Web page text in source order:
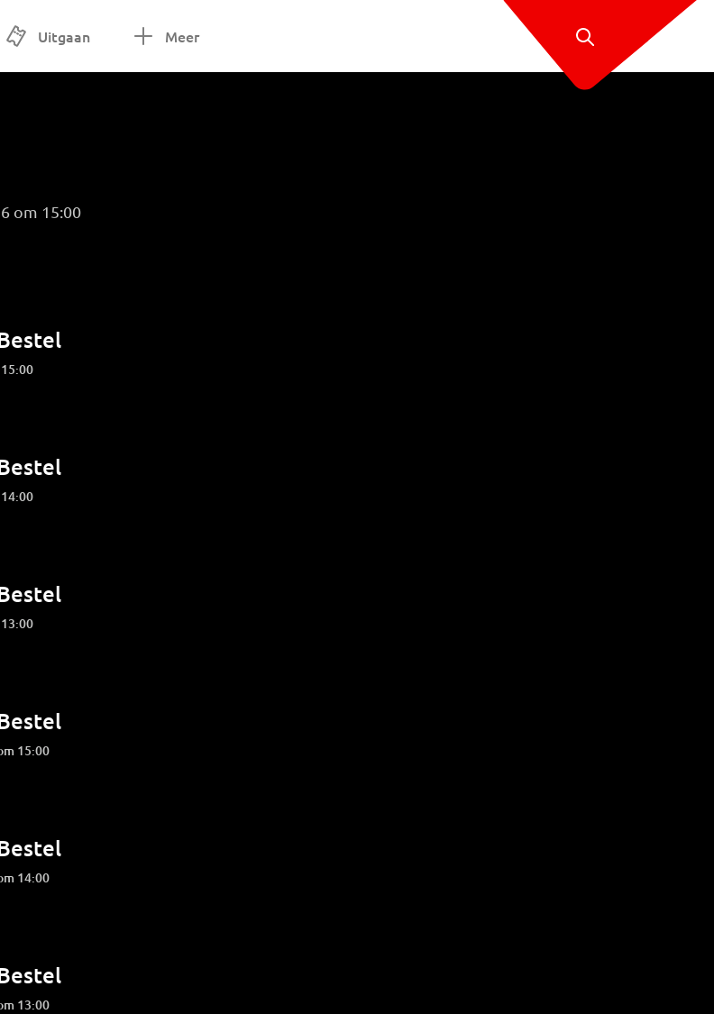
Uitgaan Meer
om 15:00
15:00
14:00
13:00
15:00
14:00
13:00